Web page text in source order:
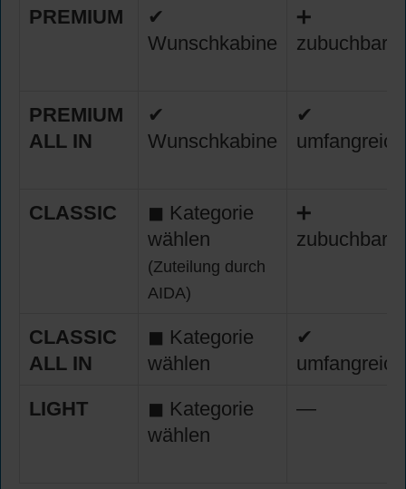
PREMIUM
✔
Wunschkabine
➕
zubuchbar
PREMIUM
ALL IN
✔
Wunschkabine
✔
umfangreich
CLASSIC
◼ Kategorie
wählen
(Zuteilung durch
AIDA)
➕
zubuchbar
CLASSIC
ALL IN
◼ Kategorie
wählen
✔
umfangreich
LIGHT
◼ Kategorie
wählen
—